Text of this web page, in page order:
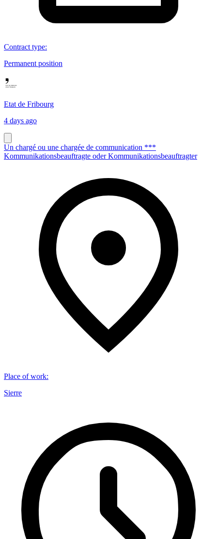
Contract type:
Permanent position
Etat de Fribourg
4 days ago
Un chargé ou une chargée de communication ***
Kommunikationsbeauftragte oder Kommunikationsbeauftragter
Place of work:
Sierre